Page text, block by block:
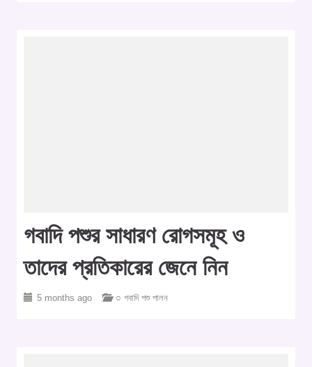
গবাদি পশুর সাধারণ রোগসমূহ ও
তাদের প্রতিকারের জেনে নিন
5 months ago ○ গবাদি পশু পালন